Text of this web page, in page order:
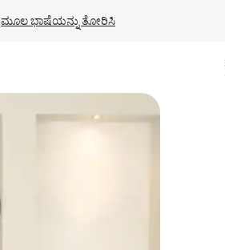
ಮೂಲ ಭಾಷೆಯನ್ನು ತೋರಿಸಿ